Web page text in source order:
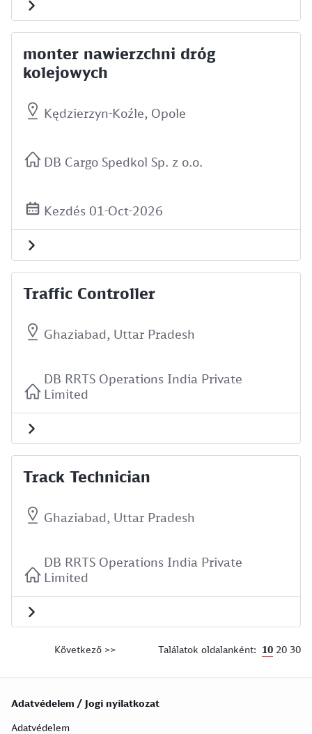
monter nawierzchni dróg
kolejowych
Kędzierzyn-Koźle, Opole
DB Cargo Spedkol Sp. z o.o.
Kezdés 01-Oct-2026
Traffic Controller
Ghaziabad, Uttar Pradesh
DB RRTS Operations India Private
Limited
Track Technician
Ghaziabad, Uttar Pradesh
DB RRTS Operations India Private
Limited
Következő >> Találatok oldalanként: 10 20 30
Adatvédelem / Jogi nyilatkozat
Adatvédelem